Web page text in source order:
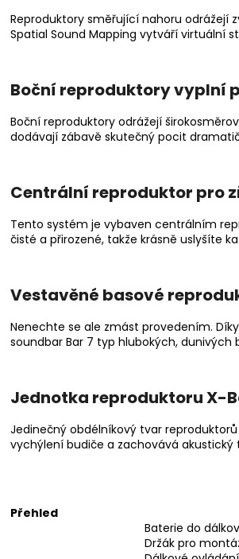
Reproduktory směřující nahoru odrážejí
Spatial Sound Mapping vytváří virtuální
Boční reproduktory vyplní
Boční reproduktory odrážejí
dodávají zábavě skutečný pocit
Centrální reproduktor pro
Tento systém je vybaven centrálním
čisté a přirozené, takže krásně uslyšíte
Vestavěné basové
Nenechte se ale zmást provedením.
soundbar Bar 7 typ hlubokých,
Jednotka reproduktoru X-
Jedinečný obdélníkový tvar
vychýlení budiče a zachovává akustický
Přehled
Baterie do
Držák pro